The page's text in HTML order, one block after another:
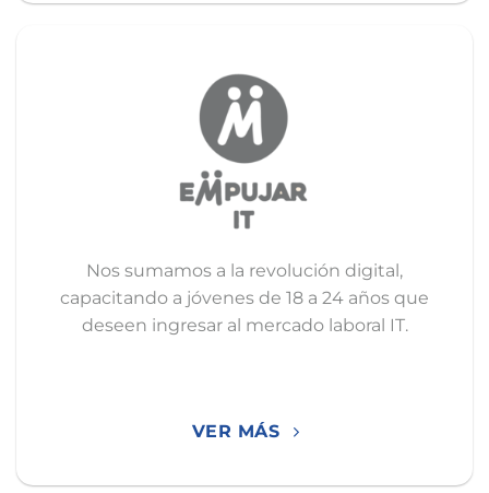
Nos sumamos a la revolución digital,
capacitando a jóvenes de 18 a 24 años que
deseen ingresar al mercado laboral IT.
VER MÁS